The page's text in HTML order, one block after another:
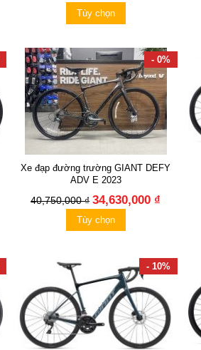
Tùy chọn
- 0%
Xe đạp đường trường GIANT DEFY
ADV E 2023
40,750,000 ₫ 34,630,000 ₫
Tùy chọn
- 10%